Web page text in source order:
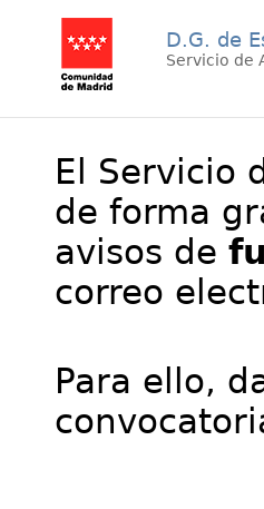
D.G. de
Servicio de
El Servicio
de forma
avisos de
correo
Para ello,